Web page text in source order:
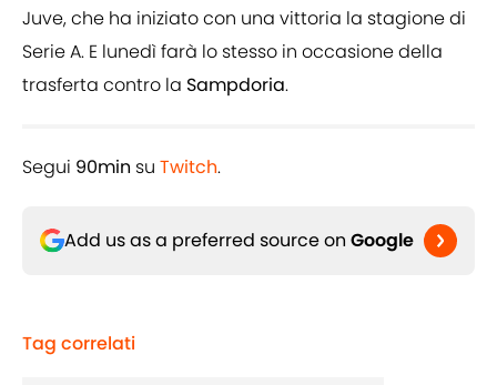
Juve, che ha iniziato con una vittoria la stagione di
Serie A. E lunedì farà lo stesso in occasione della
trasferta contro la Sampdoria.
Segui 90min su Twitch.
Add us as a preferred source on Google
Tag correlati